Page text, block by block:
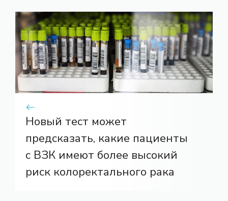
Новый тест может
предсказать, какие пациенты
с ВЗК имеют более высокий
риск колоректального рака